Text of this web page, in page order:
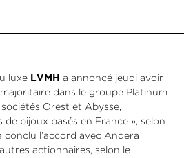
luxe LVMH a annoncé jeudi avoir
dans le groupe Platinum
Orest et Abysse,
bijoux basés en France », selon
conclu l’accord avec Andera
actionnaires, selon le